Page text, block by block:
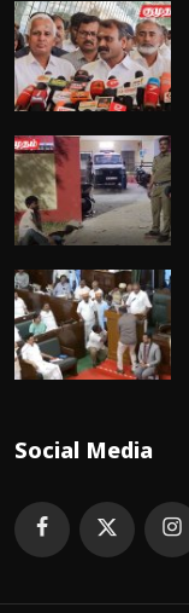
Social Media